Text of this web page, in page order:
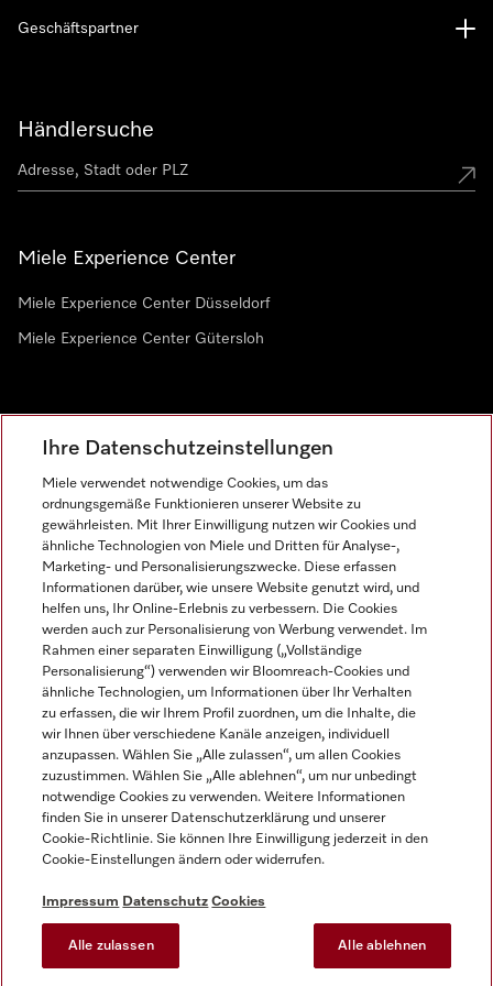
Händlersuche
Miele Experience Center
Miele Experience Center Düsseldorf
Miele Experience Center Gütersloh
Geschäftspartner
AGB
Datenschutz
Nutzungsbedingungen
Barrierefreiheitserklärung
EU-Gesetzen über digitale Dienste
Cookie-Einstellungen
Miele auf Instagram
Miele auf Facebook
Miele auf Youtube
Ihre Datenschutzeinstellungen
Miele verwendet notwendige Cookies, um das
ordnungsgemäße Funktionieren unserer Website zu
gewährleisten. Mit Ihrer Einwilligung nutzen wir Cookies und
ähnliche Technologien von Miele und Dritten für Analyse-,
Marketing- und Personalisierungszwecke. Diese erfassen
Informationen darüber, wie unsere Website genutzt wird, und
helfen uns, Ihr Online-Erlebnis zu verbessern. Die Cookies
werden auch zur Personalisierung von Werbung verwendet. Im
Rahmen einer separaten Einwilligung („Vollständige
Personalisierung“) verwenden wir Bloomreach-Cookies und
ähnliche Technologien, um Informationen über Ihr Verhalten
zu erfassen, die wir Ihrem Profil zuordnen, um die Inhalte, die
wir Ihnen über verschiedene Kanäle anzeigen, individuell
anzupassen. Wählen Sie „Alle zulassen“, um allen Cookies
zuzustimmen. Wählen Sie „Alle ablehnen“, um nur unbedingt
notwendige Cookies zu verwenden. Weitere Informationen
finden Sie in unserer Datenschutzerklärung und unserer
Cookie-Richtlinie. Sie können Ihre Einwilligung jederzeit in den
Cookie-Einstellungen ändern oder widerrufen.
Impressum Datenschutz Cookies
Alle zulassen Alle ablehnen